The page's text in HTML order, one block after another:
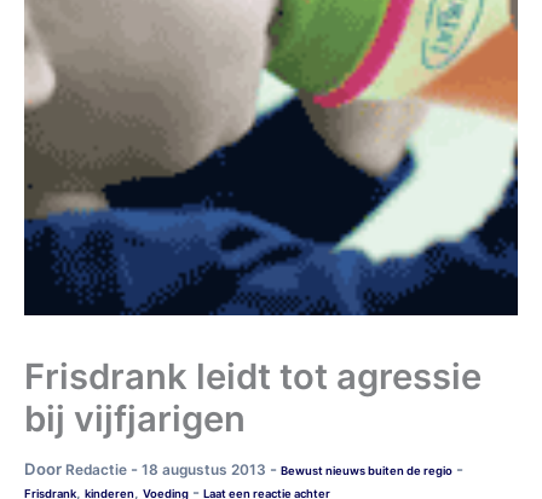
Frisdrank leidt tot agressie
bij vijfjarigen
Door Redactie - 18 augustus 2013 - Bewust nieuws buiten de regio -
Frisdrank, kinderen, Voeding - Laat een reactie achter